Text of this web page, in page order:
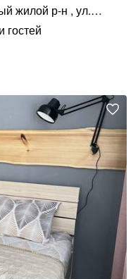
жилой р-н , ул.
гостей